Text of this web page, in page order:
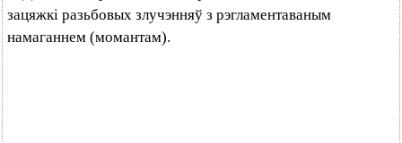
зацяжкі разьбовых злучэнняў з рэгламентаваным
намаганнем (момантам).